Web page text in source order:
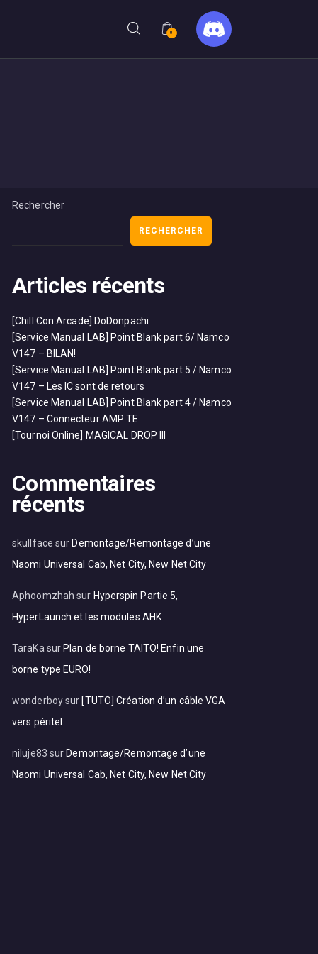
0
Rechercher
RECHERCHER
Articles récents
[Chill Con Arcade] DoDonpachi
[Service Manual LAB] Point Blank part 6/ Namco
V147 – BILAN!
[Service Manual LAB] Point Blank part 5 / Namco
V147 – Les IC sont de retours
[Service Manual LAB] Point Blank part 4 / Namco
V147 – Connecteur AMP TE
[Tournoi Online] MAGICAL DROP III
Commentaires
récents
skullface sur Demontage/Remontage d’une
Naomi Universal Cab, Net City, New Net City
Aphoomzhah sur Hyperspin Partie 5,
HyperLaunch et les modules AHK
TaraKa sur Plan de borne TAITO! Enfin une
borne type EURO!
wonderboysur [TUTO] Création d’un câble VGA
vers péritel
niluje83 sur Demontage/Remontage d’une
Naomi Universal Cab, Net City, New Net City